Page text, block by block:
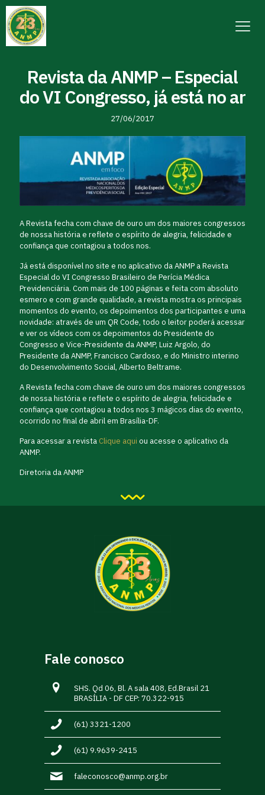
Revista da ANMP – Especial
do VI Congresso, já está no ar
27/06/2017
A Revista fecha com chave de ouro um dos maiores congressos
de nossa história e reflete o espírito de alegria, felicidade e
confiança que contagiou a todos nos.
Já está disponível no site e no aplicativo da ANMP a Revista
Especial do VI Congresso Brasileiro de Perícia Médica
Previdenciária. Com mais de 100 páginas e feita com absoluto
esmero e com grande qualidade, a revista mostra os principais
momentos do evento, os depoimentos dos participantes e uma
novidade: através de um QR Code, todo o leitor poderá acessar
e ver os vídeos com os depoimentos do Presidente do
Congresso e Vice-Presidente da ANMP, Luiz Argolo, do
Presidente da ANMP, Francisco Cardoso, e do Ministro interino
do Desenvolvimento Social, Alberto Beltrame.
A Revista fecha com chave de ouro um dos maiores congressos
de nossa história e reflete o espírito de alegria, felicidade e
confiança que contagiou a todos nos 3 mágicos dias do evento,
ocorrido no final de abril em Brasília-DF.
Para acessar a revista Clique aqui ou acesse o aplicativo da
ANMP.
Diretoria da ANMP
Fale conosco
SHS. Qd 06, Bl. A sala 408, Ed.Brasil 21
BRASÍLIA - DF CEP: 70.322-915
(61) 3321-1200
(61) 9.9639-2415
faleconosco@anmp.org.br